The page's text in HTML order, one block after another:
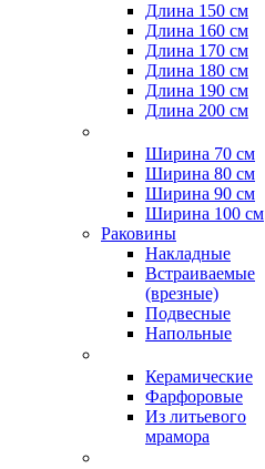
Длина 150 см
Длина 160 см
Длина 170 см
Длина 180 см
Длина 190 см
Длина 200 см
Ширина 70 см
Ширина 80 см
Ширина 90 см
Ширина 100 см
Раковины
Накладные
Встраиваемые
(врезные)
Подвесные
Напольные
Керамические
Фарфоровые
Из литьевого
мрамора